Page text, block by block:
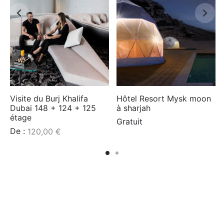
Visite du Burj Khalifa
Dubai 148 + 124 + 125
étage
De : 120,00 €
Hôtel Resort Mysk moon
à sharjah
Gratuit